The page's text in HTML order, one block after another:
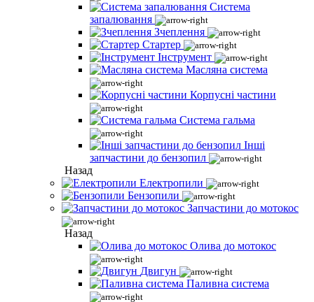
Система
запалювання
Зчеплення
Стартер
Інструмент
Масляна система
Корпусні частини
Система гальма
Інші
запчастини до бензопил
Назад
Електропили
Бензопили
Запчастини до мотокос
Назад
Олива до мотокос
Двигун
Паливна система